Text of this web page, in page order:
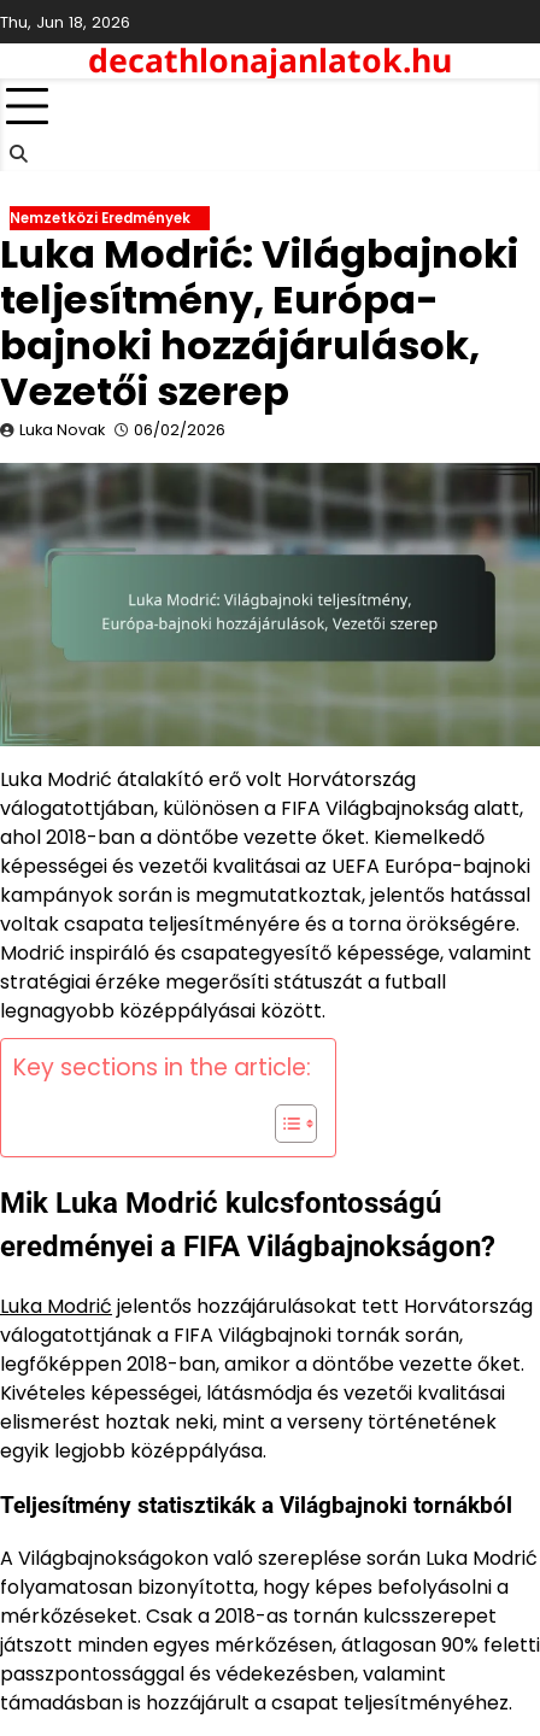
Skip
to
Thu, Jun 18, 2026
decathlonajanlatok.hu
Nemzetközi Eredmények
Luka Modrić: Világbajnoki
teljesítmény, Európa-
bajnoki hozzájárulások,
Vezetői szerep
Luka Novak 06/02/2026
Luka Modrić átalakító erő volt Horvátország
válogatottjában, különösen a FIFA Világbajnokság alatt,
ahol 2018-ban a döntőbe vezette őket. Kiemelkedő
képességei és vezetői kvalitásai az UEFA Európa-bajnoki
kampányok során is megmutatkoztak, jelentős hatással
voltak csapata teljesítményére és a torna örökségére.
Modrić inspiráló és csapategyesítő képessége, valamint
stratégiai érzéke megerősíti státuszát a futball
legnagyobb középpályásai között.
Key sections in the article:
Mik Luka Modrić kulcsfontosságú
eredményei a FIFA Világbajnokságon?
Luka Modrić jelentős hozzájárulásokat tett Horvátország
válogatottjának a FIFA Világbajnoki tornák során,
legfőképpen 2018-ban, amikor a döntőbe vezette őket.
Kivételes képességei, látásmódja és vezetői kvalitásai
elismerést hoztak neki, mint a verseny történetének
egyik legjobb középpályása.
Teljesítmény statisztikák a Világbajnoki tornákból
A Világbajnokságokon való szereplése során Luka Modrić
folyamatosan bizonyította, hogy képes befolyásolni a
mérkőzéseket. Csak a 2018-as tornán kulcsszerepet
játszott minden egyes mérkőzésen, átlagosan 90% feletti
passzpontossággal és védekezésben, valamint
támadásban is hozzájárult a csapat teljesítményéhez.